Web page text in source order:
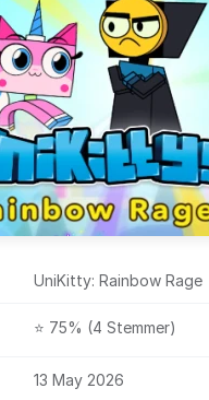
UniKitty: Rainbow Rage
⭐ 75% (4 Stemmer)
13 May 2026